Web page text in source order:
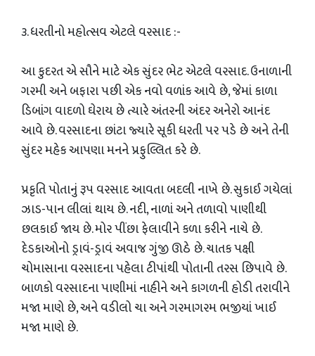
૩. ધરતીનો મહોત્સવ એટલે વરસાદ :-
​આ કુદરત એ સૌને માટે એક સુંદર ભેટ એટલે વરસાદ. ઉનાળાની
ગરમી અને બફારા પછી એક નવો વળાંક આવે છે, જેમાં કાળા
ડિબાંગ વાદળો ઘેરાય છે ત્યારે અંતરની અંદર અનેરો આનંદ
આવે છે. વરસાદના છાંટા જ્યારે સૂકી ધરતી પર પડે છે અને તેની
સુંદર મહેક આપણા મનને પ્રફુલ્લિત કરે છે.
​પ્રકૃતિ પોતાનું રૂપ વરસાદ આવતા બદલી નાખે છે. સુકાઈ ગયેલાં
ઝાડ-પાન લીલાં થાય છે. નદી, નાળાં અને તળાવો પાણીથી
છલકાઈ જાય છે. મોર પીંછા ફેલાવીને કળા કરીને નાચે છે.
દેડકાઓનો ડ્રાવં-ડ્રાવં અવાજ ગુંજી ઊઠે છે. ચાતક પક્ષી
ચોમાસાના વરસાદના પહેલા ટીપાંથી પોતાની તરસ છિપાવે છે.
બાળકો વરસાદના પાણીમાં નાહીને અને કાગળની હોડી તરાવીને
મજા માણે છે, અને વડીલો ચા અને ગરમાગરમ ભજીયાં ખાઈ
મજા માણે છે.